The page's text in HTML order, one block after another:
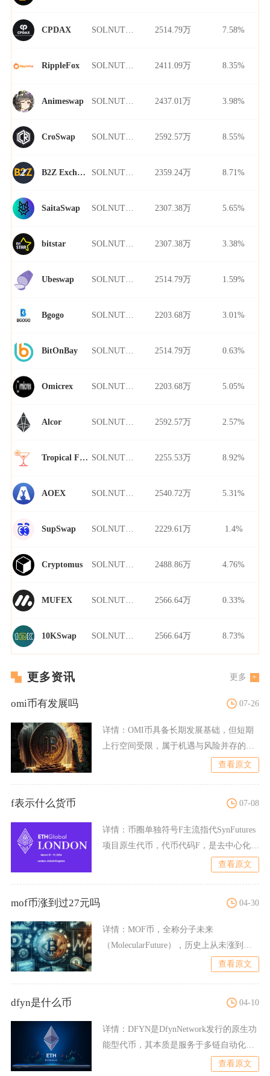
CPDAX 2514.79万 7.58%
RippleFox 2411.09万 8.35%
Animeswap 2437.01万 3.98%
CroSwap 2592.57万 8.55%
B2Z Exchange 2359.24万 8.71%
SaitaSwap 2307.38万 5.65%
bitstar 2307.38万 3.38%
Ubeswap 2514.79万 1.59%
Bgogo 2203.68万 3.01%
BitOnBay 2514.79万 0.63%
Omicrex 2203.68万 5.05%
Alcor 2592.57万 2.57%
Tropical Finance 2255.53万 8.92%
AOEX 2540.72万 5.31%
SupSwap 2229.61万 1.4%
Cryptomus 2488.86万 4.76%
MUFEX 2566.64万 0.33%
10KSwap 2566.64万 8.73%
更多资讯 更多
omi币有发展吗 07-26
详情： OMI币具备长期发展基础，但短期
上行空间受限，属于机遇与风险并存的
查看原文
f表示什么货币 07-08
详情： 币圈单独符号F主流指代SynFutures
项目原生代币，代币代码F，是去中心化衍
查看原文
mof币涨到过27元吗 04-30
详情： MOF币，全称分子未来
（MolecularFuture），历史上从未涨到过
查看原文
dfyn是什么币 04-10
详情： DFYN是DfynNetwork发行的原生功
能型代币，其本质是服务于多链自动化做
查看原文